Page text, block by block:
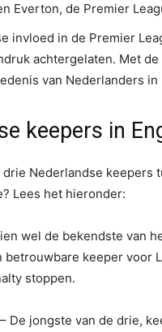
Everton, de Premier
invloed in de Premier
achtergelaten. Met
van Nederlanders
keepers in
drie Nederlandse
Lees het hieronder:
wel de bekendste van
betrouwbare keeper voor
stoppen.
– De jongste van de drie,